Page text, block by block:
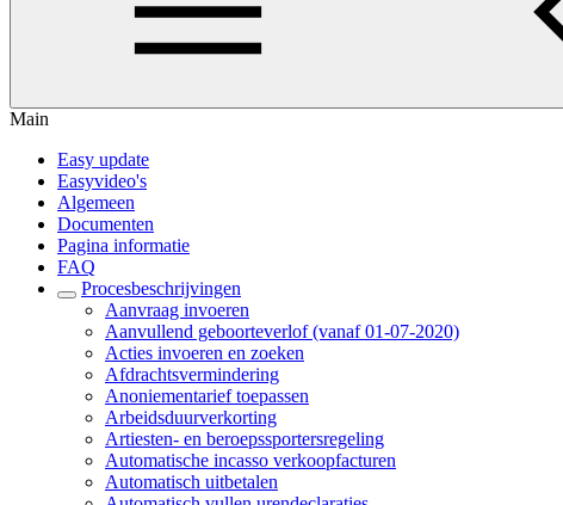
Main
Easy update
Easyvideo's
Algemeen
Documenten
Pagina informatie
FAQ
Procesbeschrijvingen
Aanvraag invoeren
Aanvullend geboorteverlof (vanaf 01-07-2020)
Acties invoeren en zoeken
Afdrachtsvermindering
Anoniementarief toepassen
Arbeidsduurverkorting
Artiesten- en beroepssportersregeling
Automatische incasso verkoopfacturen
Automatisch uitbetalen